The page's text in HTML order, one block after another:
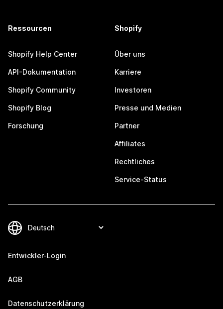
Ressourcen
Shopify Help Center
API-Dokumentation
Shopify Community
Shopify Blog
Forschung
Shopify
Über uns
Karriere
Investoren
Presse und Medien
Partner
Affiliates
Rechtliches
Service-Status
Entwickler-Login
AGB
Datenschutzerklärung